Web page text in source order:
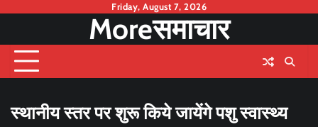
content
Friday, August 7, 2026
Moreसमाचार
स्थानीय स्तर पर शुरू किये जायेंगे पशु स्वास्थ्य